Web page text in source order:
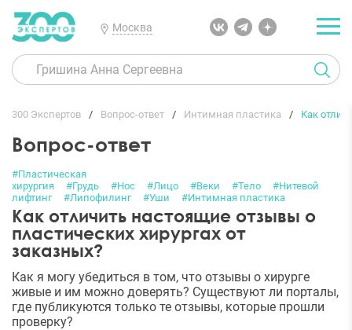
Москва
300 Экспертов Вопрос-ответ Интимная пластика Как
Вопрос-ответ
#Пластическая
хирургия
#Грудь #Нос #Лицо #Веки #Тело
#Нитевой
лифтинг
#Липофилинг #Уши #Интимная пластика
Как отличить настоящие отзывы о
пластических хирургах от
заказных?
Как я могу убедиться в том, что отзывы о хирурге
живые и им можно доверять? Существуют ли порталы,
где публикуются только те отзывы, которые прошли
проверку?